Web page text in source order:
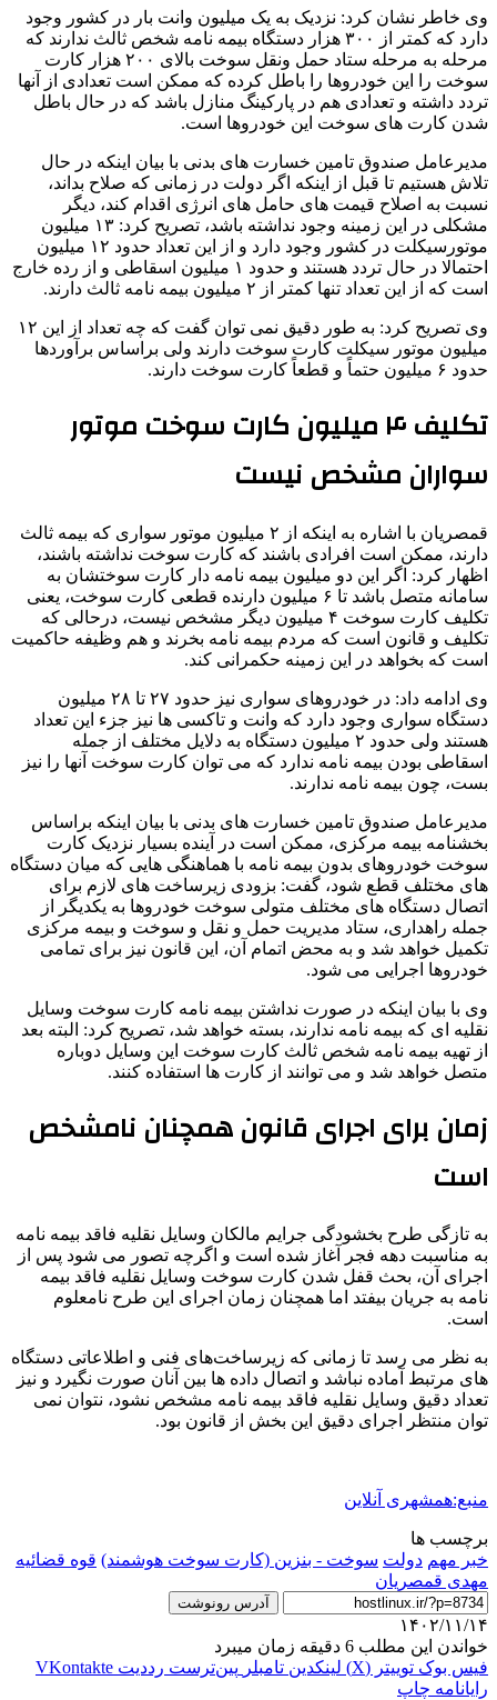
وی خاطر نشان کرد: نزدیک به یک میلیون وانت بار در کشور وجود
دارد که کمتر از ۳۰۰ هزار دستگاه بیمه نامه شخص ثالث ندارند که
مرحله به مرحله ستاد حمل ونقل سوخت بالای ۲۰۰ هزار کارت
سوخت را این خودروها را باطل کرده که ممکن است تعدادی از آنها
تردد داشته و تعدادی هم در پارکینگ منازل باشد که در حال باطل
شدن کارت های سوخت این خودروها است.
مدیرعامل صندوق تامین خسارت های بدنی با بیان اینکه در حال
تلاش هستیم تا قبل از اینکه اگر دولت در زمانی که صلاح بداند،
نسبت به اصلاح قیمت های حامل های انرژی اقدام کند، دیگر
مشکلی در این زمینه وجود نداشته باشد، تصریح کرد: ۱۳ میلیون
موتورسیکلت در کشور وجود دارد و از این تعداد حدود ۱۲ میلیون
احتمالا در حال تردد هستند و حدود ۱ میلیون اسقاطی و از رده خارج
است که از این تعداد تنها کمتر از ۲ میلیون بیمه نامه ثالث دارند.
وی تصریح کرد: به طور دقیق نمی توان گفت که چه تعداد از این ۱۲
میلیون موتور سیکلت کارت سوخت دارند ولی براساس برآوردها
حدود ۶ میلیون حتماً و قطعاً کارت سوخت دارند.
تکلیف ۴ میلیون کارت سوخت موتور
سواران مشخص نیست
قمصریان با اشاره به اینکه از ۲ میلیون موتور سواری که بیمه ثالث
دارند، ممکن است افرادی باشند که کارت سوخت نداشته باشند،
اظهار کرد: اگر این دو میلیون بیمه نامه دار کارت سوختشان به
سامانه متصل باشد تا ۶ میلیون دارنده قطعی کارت سوخت، یعنی
تکلیف کارت سوخت ۴ میلیون دیگر مشخص نیست، درحالی که
تکلیف و قانون است که مردم بیمه نامه بخرند و هم وظیفه حاکمیت
است که بخواهد در این زمینه حکمرانی کند.
وی ادامه داد: در خودروهای سواری نیز حدود ۲۷ تا ۲۸ میلیون
دستگاه سواری وجود دارد که وانت و تاکسی ها نیز جزء این تعداد
هستند ولی حدود ۲ میلیون دستگاه به دلایل مختلف از جمله
اسقاطی بودن بیمه نامه ندارد که می توان کارت سوخت آنها را نیز
بست، چون بیمه نامه ندارند.
مدیرعامل صندوق تامین خسارت های بدنی با بیان اینکه براساس
بخشنامه بیمه مرکزی، ممکن است در آینده بسیار نزدیک کارت
سوخت خودروهای بدون بیمه نامه با هماهنگی هایی که میان دستگاه
های مختلف قطع شود، گفت: بزودی زیرساخت های لازم برای
اتصال دستگاه های مختلف متولی سوخت خودروها به یکدیگر از
جمله راهداری، ستاد مدیریت حمل و نقل و سوخت و بیمه مرکزی
تکمیل خواهد شد و به محض اتمام آن، این قانون نیز برای تمامی
خودروها اجرایی می شود.
وی با بیان اینکه در صورت نداشتن بیمه نامه کارت سوخت وسایل
نقلیه ای که بیمه نامه ندارند، بسته خواهد شد، تصریح کرد: البته بعد
از تهیه بیمه نامه شخص ثالث کارت سوخت این وسایل دوباره
متصل خواهد شد و می توانند از کارت ها استفاده کنند.
زمان برای اجرای قانون همچنان نامشخص
است
به تازگی طرح بخشودگی جرایم مالکان وسایل نقلیه فاقد بیمه نامه
به مناسبت دهه فجر آغاز شده است و اگرچه تصور می شود پس از
اجرای آن، بحث قفل شدن کارت سوخت وسایل نقلیه فاقد بیمه
نامه به جریان بیفتد اما همچنان زمان اجرای این طرح نامعلوم
است.
به نظر می رسد تا زمانی که زیرساخت‌های فنی و اطلاعاتی دستگاه
های مرتبط آماده نباشد و اتصال داده ها بین آنان صورت نگیرد و نیز
تعداد دقیق وسایل نقلیه فاقد بیمه نامه مشخص نشود، نتوان نمی
توان منتظر اجرای دقیق این بخش از قانون بود.
منبع:همشهری آنلاین
برچسب ها
خبر مهم دولت سوخت - بنزین (کارت سوخت هوشمند) قوه قضائیه
مهدی قمصریان
آدرس رونوشت
۱۴۰۲/۱۱/۱۴
خواندن این مطلب 6 دقیقه زمان میبرد
فیس بوک توییتر (X) لینکدین ‫تامبلر ‫پین‌ترست ‫رددیت ‫VKontakte
رایانامه چاپ